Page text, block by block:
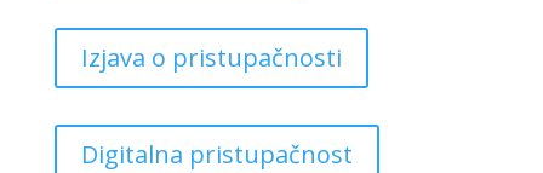
Izjava o pristupačnosti
Digitalna pristupačnost